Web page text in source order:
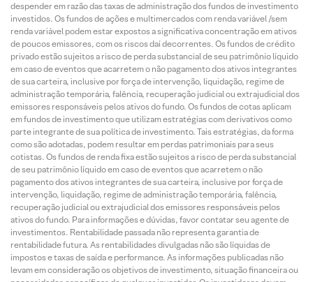
despender em razão das taxas de administração dos fundos de investimento
investidos. Os fundos de ações e multimercados com renda variável /sem
renda variável podem estar expostos a significativa concentração em ativos
de poucos emissores, com os riscos daí decorrentes. Os fundos de crédito
privado estão sujeitos a risco de perda substancial de seu patrimônio líquido
em caso de eventos que acarretem o não pagamento dos ativos integrantes
de sua carteira, inclusive por força de intervenção, liquidação, regime de
administração temporária, falência, recuperação judicial ou extrajudicial dos
emissores responsáveis pelos ativos do fundo. Os fundos de cotas aplicam
em fundos de investimento que utilizam estratégias com derivativos como
parte integrante de sua política de investimento. Tais estratégias, da forma
como são adotadas, podem resultar em perdas patrimoniais para seus
cotistas. Os fundos de renda fixa estão sujeitos a risco de perda substancial
de seu patrimônio líquido em caso de eventos que acarretem o não
pagamento dos ativos integrantes de sua carteira, inclusive por força de
intervenção, liquidação, regime de administração temporária, falência,
recuperação judicial ou extrajudicial dos emissores responsáveis pelos
ativos do fundo. Para informações e dúvidas, favor contatar seu agente de
investimentos. Rentabilidade passada não representa garantia de
rentabilidade futura. As rentabilidades divulgadas não são líquidas de
impostos e taxas de saída e performance. As informações publicadas não
levam em consideração os objetivos de investimento, situação financeira ou